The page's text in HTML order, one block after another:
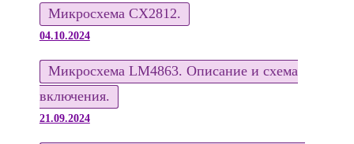
Микросхема CX2812.
04.10.2024
Микросхема LM4863. Описание и схема
включения.
21.09.2024